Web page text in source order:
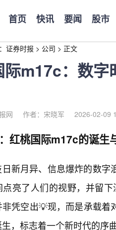
首页 快讯 要闻 股市
证券时报 > 公司 > 正文
际m17c：数
网 作者：宋晓军 2026-02-09
红桃国际m17c的诞生
新月异、信息爆炸的数字
点亮了人们的视野，并留
凭空出💡现，而是承载
，标志着一个新时代的序